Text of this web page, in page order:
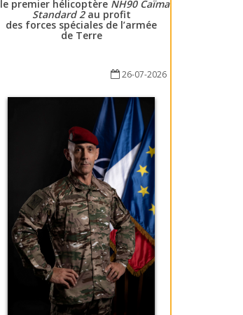
le premier hélicoptère NH90 Caïman
Standard 2au profit
des forces spéciales de l’armée
de Terre
26-07-2026